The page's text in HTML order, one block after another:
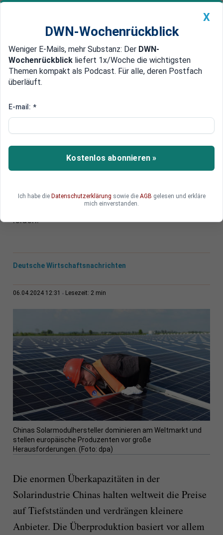
Newsticker MEIN DWN: Geldanlage Premium
Edelmetalle DWN-Magazin China
Solarindustrie: Chinas
Weltmarkt
Chinas Solarindustrie bedroht die Weltwirtschaft
mit staatlich erzeugten Überkapazitäten und
zu allem bereit, um Marktanteile zu gewinnen.
Auch deutsche Hersteller haben darunter zu
leiden.
Deutsche Wirtschaftsnachrichten
06.04.2024 12:31 Lesezeit: 2 min
Chinas Solarmodulhersteller dominieren am Weltmarkt und
stellen europäische Produzenten vor große
Herausforderungen. (Foto: dpa)
Die enormen Überkapazitäten in der
Solarindustrie Chinas halten weltweit die Preise
auf Tiefstständen und verdrängen kleinere
Anbieter. Die Überproduktion basiert vor allem
X
DWN-Wochenrückblick
Weniger E-Mails, mehr Substanz: Der DWN-
Wochenrückblick liefert 1x/Woche die wichtigsten
Themen kompakt als Podcast. Für alle, deren Postfach
überläuft.
E-mail: *
Kostenlos abonnieren »
Ich habe die Datenschutzerklärung sowie die AGB gelesen und erkläre
mich einverstanden.